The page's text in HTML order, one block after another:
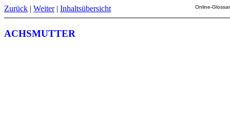
Zurück | Weiter| Inhaltsübersicht Online-
ACHSMUTTER